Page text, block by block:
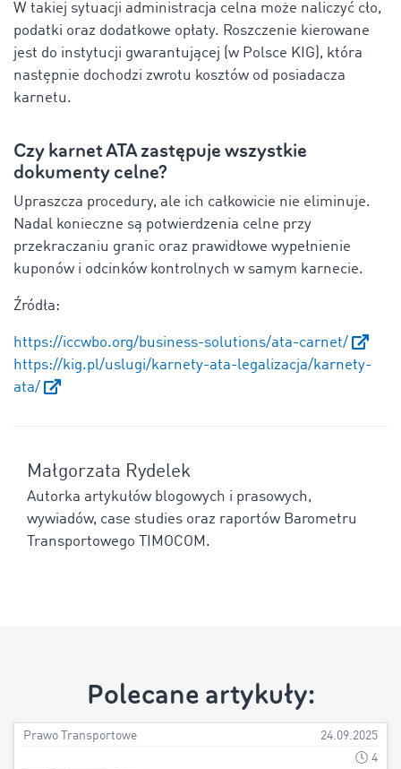
W takiej sytuacji administracja celna może naliczyć cło,
podatki oraz dodatkowe opłaty. Roszczenie kierowane
jest do instytucji gwarantującej (w Polsce KIG), która
następnie dochodzi zwrotu kosztów od posiadacza
karnetu.
Czy karnet ATA zastępuje wszystkie
dokumenty celne?
Upraszcza procedury, ale ich całkowicie nie eliminuje.
Nadal konieczne są potwierdzenia celne przy
przekraczaniu granic oraz prawidłowe wypełnienie
kuponów i odcinków kontrolnych w samym karnecie.
Źródła:
https://iccwbo.org/business-solutions/ata-carnet/
https://kig.pl/uslugi/karnety-ata-legalizacja/karnety-
ata/
Małgorzata Rydelek
Autorka artykułów blogowych i prasowych,
wywiadów, case studies oraz raportów Barometru
Transportowego TIMOCOM.
Polecane artykuły:
Prawo Transportowe
24.09.2025
4